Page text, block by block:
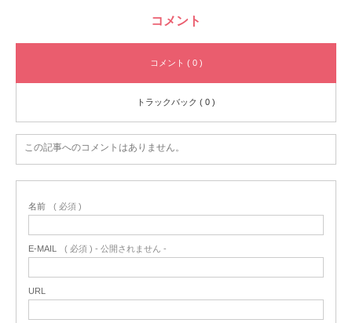
コメント
コメント ( 0 )
トラックバック ( 0 )
この記事へのコメントはありません。
名前 ( 必須 )
E-MAIL ( 必須 ) - 公開されません -
URL